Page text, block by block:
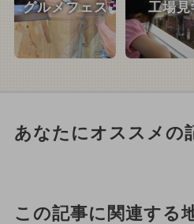
グルメフェス 工場見
あなたにオススメの
この記事に関連する